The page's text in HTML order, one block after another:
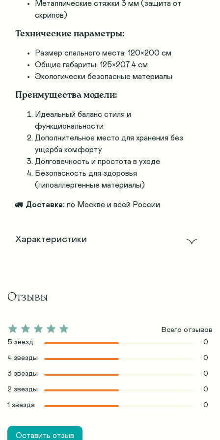
Металлические стяжки 3 мм (защита от
скрипов)
Технические параметры:
Размер спального места: 120×200 см
Общие габариты: 125×207.4 см
Экологически безопасные материалы
Преимущества модели:
Идеальный баланс стиля и
функциональности
Дополнительное место для хранения без
ущерба комфорту
Долговечность и простота в уходе
Безопасность для здоровья
(гипоаллергенные материалы)
🚛 Доставка: по Москве и всей России
Характеристики
Отзывы
Всего отзывов
5 звезд
0
4 звезды 0
3 звезды 0
2 звезды 0
1 звезда 0
Оставить отзыв